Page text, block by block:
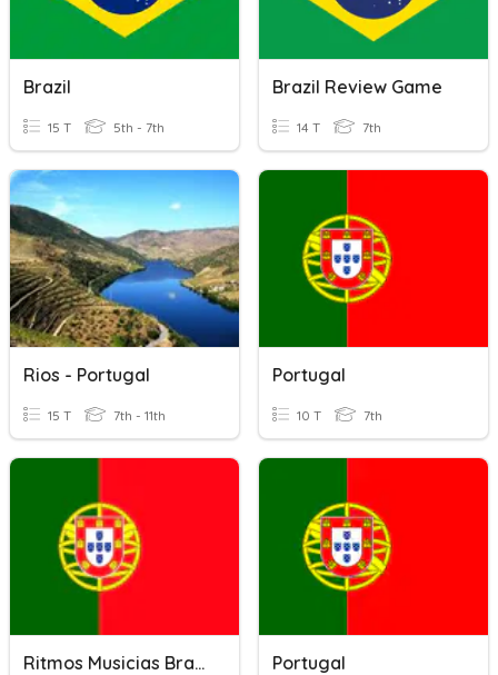
Brazil
15 T 5th - 7th
Brazil Review Game
14 T 7th
Rios - Portugal
15 T 7th - 11th
Portugal
10 T 7th
Ritmos Musicias Brasil E Portugal Portugal